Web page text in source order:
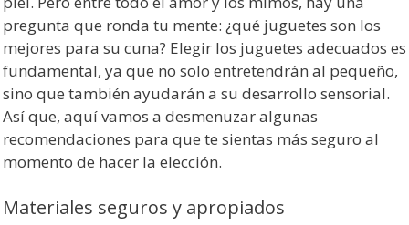
pregunta que ronda tu mente: ¿qué juguetes son los
mejores para su cuna? Elegir los juguetes adecuados es
fundamental, ya que no solo entretendrán al pequeño,
sino que también ayudarán a su desarrollo sensorial.
Así que, aquí vamos a desmenuzar algunas
recomendaciones para que te sientas más seguro al
momento de hacer la elección.
Materiales seguros y apropiados